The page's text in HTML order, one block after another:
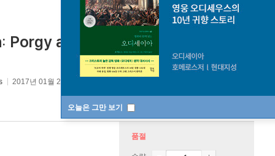
오늘은 그만 보기
Porgy and Bess) (3CD) - Simon
2017년 01월 20일
품절